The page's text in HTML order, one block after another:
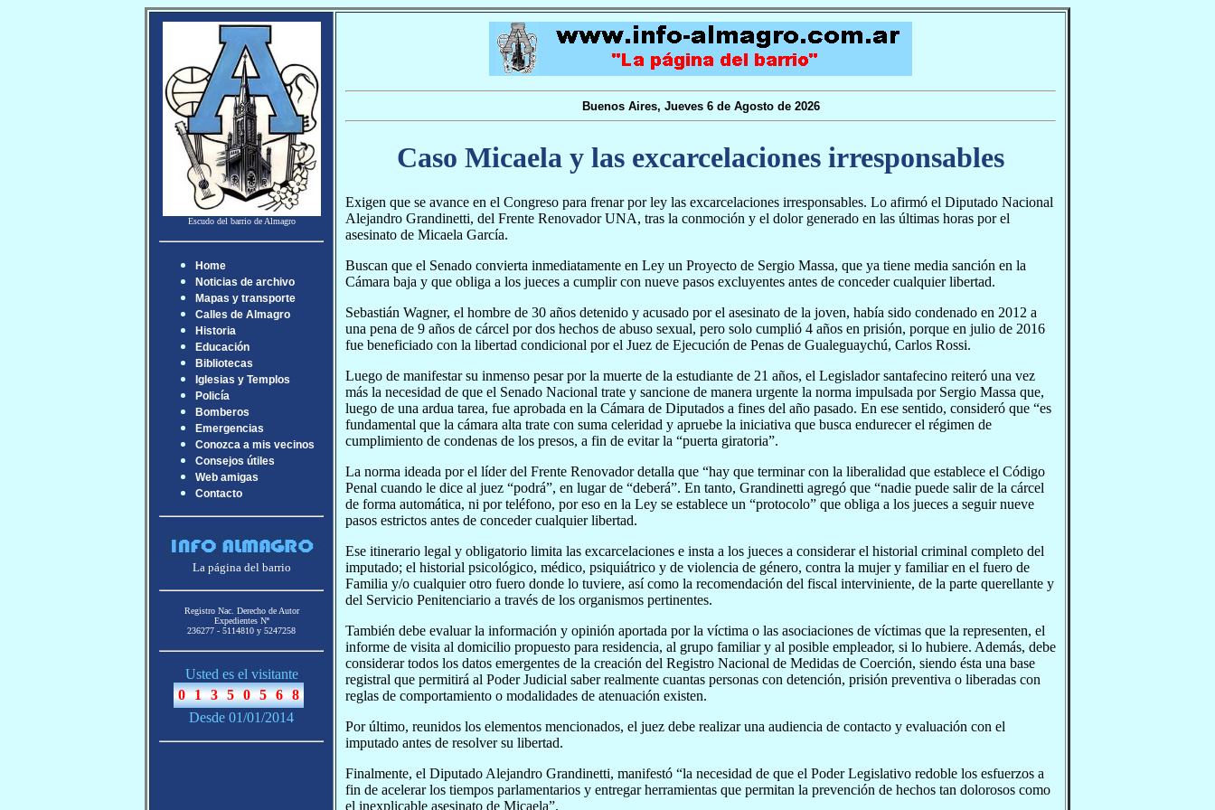
Escudo del barrio de Almagro
Home
Noticias de archivo
Mapas y transporte
Calles de Almagro
Historia
Educación
Bibliotecas
Iglesias y Templos
Policía
Bomberos
Emergencias
Conozca a mis vecinos
Consejos útiles
Web amigas
Contacto
La página del barrio
Registro Nac. Derecho de Autor
Expedientes Nª
236277 - 5114810 y 5247258
Usted es el visitante
Desde 01/01/2014
Buenos Aires, Jueves 6 de Agosto de 2026
Caso Micaela y las excarcelaciones irresponsables
Exigen que se avance en el Congreso para frenar por ley las excarcelaciones irresponsables. Lo afirmó el Diputado Nacional
Alejandro Grandinetti, del Frente Renovador UNA, tras la conmoción y el dolor generado en las últimas horas por el
asesinato de Micaela García.
Buscan que el Senado convierta inmediatamente en Ley un Proyecto de Sergio Massa, que ya tiene media sanción en la
Cámara baja y que obliga a los jueces a cumplir con nueve pasos excluyentes antes de conceder cualquier libertad.
Sebastián Wagner, el hombre de 30 años detenido y acusado por el asesinato de la joven, había sido condenado en 2012 a
una pena de 9 años de cárcel por dos hechos de abuso sexual, pero solo cumplió 4 años en prisión, porque en julio de 2016
fue beneficiado con la libertad condicional por el Juez de Ejecución de Penas de Gualeguaychú, Carlos Rossi.
Luego de manifestar su inmenso pesar por la muerte de la estudiante de 21 años, el Legislador santafecino reiteró una vez
más la necesidad de que el Senado Nacional trate y sancione de manera urgente la norma impulsada por Sergio Massa que,
luego de una ardua tarea, fue aprobada en la Cámara de Diputados a fines del año pasado. En ese sentido, consideró que “es
fundamental que la cámara alta trate con suma celeridad y apruebe la iniciativa que busca endurecer el régimen de
cumplimiento de condenas de los presos, a fin de evitar la “puerta giratoria”.
La norma ideada por el líder del Frente Renovador detalla que “hay que terminar con la liberalidad que establece el Código
Penal cuando le dice al juez “podrá”, en lugar de “deberá”. En tanto, Grandinetti agregó que “nadie puede salir de la cárcel
de forma automática, ni por teléfono, por eso en la Ley se establece un “protocolo” que obliga a los jueces a seguir nueve
pasos estrictos antes de conceder cualquier libertad.
Ese itinerario legal y obligatorio limita las excarcelaciones e insta a los jueces a considerar el historial criminal completo del
imputado; el historial psicológico, médico, psiquiátrico y de violencia de género, contra la mujer y familiar en el fuero de
Familia y/o cualquier otro fuero donde lo tuviere, así como la recomendación del fiscal interviniente, de la parte querellante y
del Servicio Penitenciario a través de los organismos pertinentes.
También debe evaluar la información y opinión aportada por la víctima o las asociaciones de víctimas que la representen, el
informe de visita al domicilio propuesto para residencia, al grupo familiar y al posible empleador, si lo hubiere. Además, debe
considerar todos los datos emergentes de la creación del Registro Nacional de Medidas de Coerción, siendo ésta una base
registral que permitirá al Poder Judicial saber realmente cuantas personas con detención, prisión preventiva o liberadas con
reglas de comportamiento o modalidades de atenuación existen.
Por último, reunidos los elementos mencionados, el juez debe realizar una audiencia de contacto y evaluación con el
imputado antes de resolver su libertad.
Finalmente, el Diputado Alejandro Grandinetti, manifestó “la necesidad de que el Poder Legislativo redoble los esfuerzos a
fin de acelerar los tiempos parlamentarios y entregar herramientas que permitan la prevención de hechos tan dolorosos como
el inexplicable asesinato de Micaela”.